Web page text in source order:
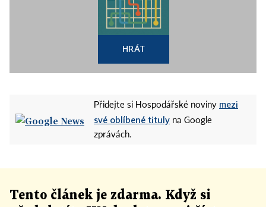
HRÁT
Přidejte si Hospodářské noviny mezi
své oblíbené tituly na Google
zprávách.
Tento článek je zdarma. Když si